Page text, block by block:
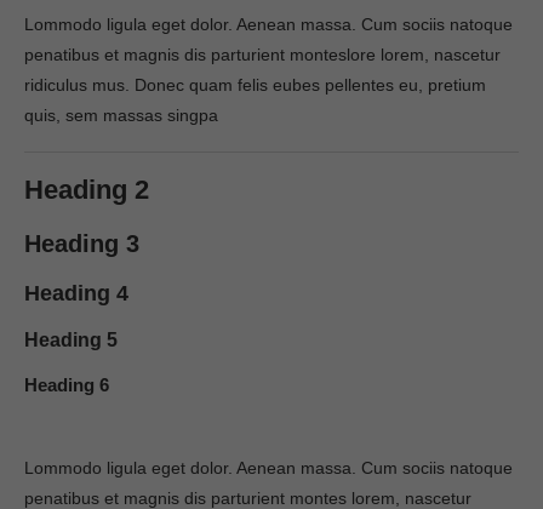
Lommodo ligula eget dolor. Aenean massa. Cum sociis natoque
penatibus et magnis dis parturient monteslore lorem, nascetur
ridiculus mus. Donec quam felis eubes pellentes eu, pretium
quis, sem massas singpa
Heading 2
Heading 3
Heading 4
Heading 5
Heading 6
Lommodo ligula eget dolor. Aenean massa. Cum sociis natoque
penatibus et magnis dis parturient montes lorem, nascetur